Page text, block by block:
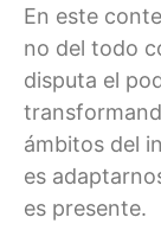
En este
no del todo
disputa el
ámbitos del
es
es presente.